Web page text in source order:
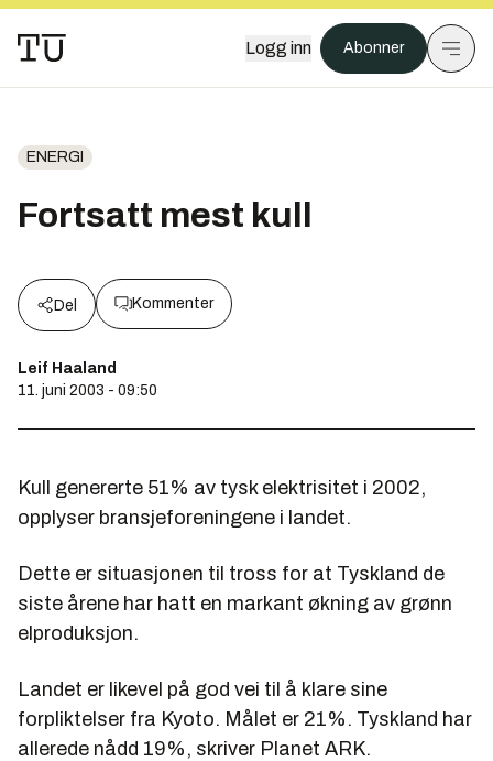
Logg inn Abonner
ENERGI
Fortsatt mest kull
Del Kommenter
Leif Haaland
11. juni 2003 - 09:50
Kull genererte 51% av tysk elektrisitet i 2002,
opplyser bransjeforeningene i landet.
Dette er situasjonen til tross for at Tyskland de
siste årene har hatt en markant økning av grønn
elproduksjon.
Landet er likevel på god vei til å klare sine
forpliktelser fra Kyoto. Målet er 21%. Tyskland har
allerede nådd 19%, skriver Planet ARK.